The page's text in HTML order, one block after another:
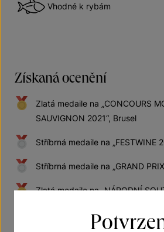
Vhodné k rybám
Získaná ocenění
Zlatá medaile na „CONCOURS
SAUVIGNON 2021“, Brusel
Stříbrná medaile na „FESTWINE
Stříbrná medaile na „GRAND
Zlatá medaile na „NÁRODNÍ
Zlatá medaile - zařazeno do